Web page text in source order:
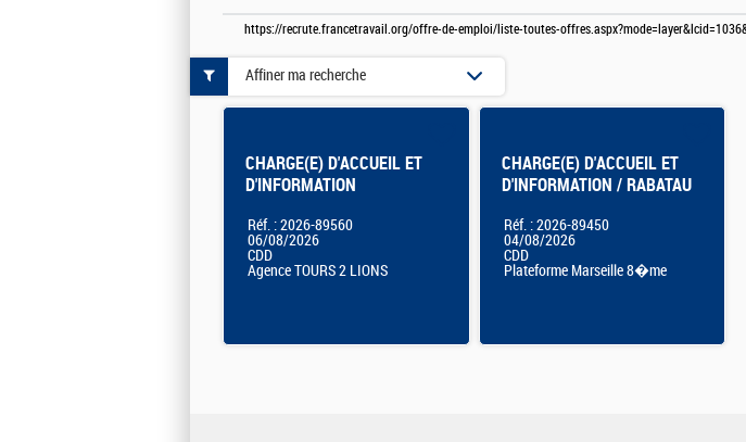
https://recrute.francetravail.org/offre-de-emploi/liste-toutes-
CHARGE(E) D'ACCUEIL ET
D'INFORMATION
Réf. : 2026-89560
06/08/2026
CDD
Agence TOURS 2 LIONS
CHARGE(E) D'ACCUEIL ET
D'INFORMATION / RABATAU
Réf. : 2026-89450
04/08/2026
CDD
Plateforme Marseille 8�me
Affiner ma recherche